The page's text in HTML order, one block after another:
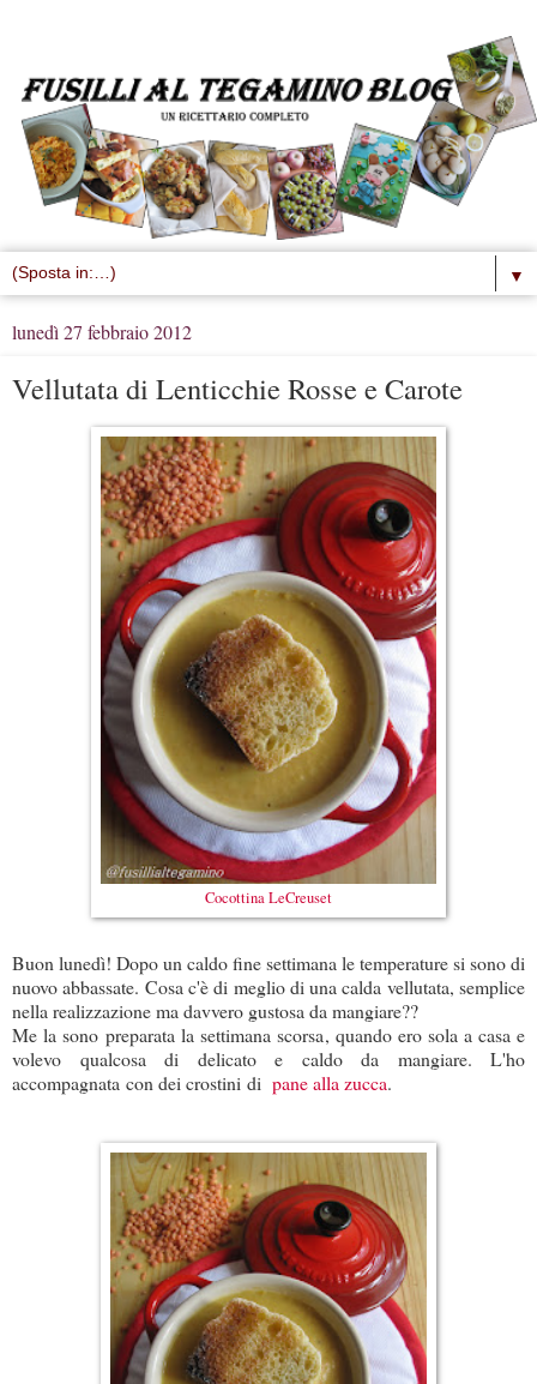
▼
lunedì 27 febbraio 2012
Vellutata di Lenticchie Rosse e Carote
Cocottina LeCreuset
Buon lunedì! Dopo un caldo fine settimana le temperature si sono di
nuovo abbassate. Cosa c'è di meglio di una calda vellutata, semplice
nella realizzazione ma davvero gustosa da mangiare??
Me la sono preparata la settimana scorsa, quando ero sola a casa e
volevo qualcosa di delicato e caldo da mangiare. L'ho
accompagnata con dei crostini di pane alla zucca.